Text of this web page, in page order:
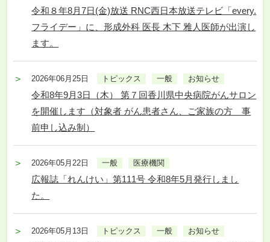
令和８年8月7日(金)放送 RNC西日本放送テレビ「every.
フライデー」に、形成外科 医長 木下 雅人医師が出演し
ます。
2026年06月25日 トピックス 一般 お知らせ
令和8年9月3日（木） 第７回香川県中央病院がんサロン
を開催します（対象者 がん患者さん、ご家族の方 事
前申し込み制）
2026年05月22日 一般 医療機関
広報誌「れんけい」第111号 令和8年5月発行しまし
た。
2026年05月13日 トピックス 一般 お知らせ